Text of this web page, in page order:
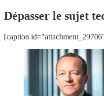
Dépasser le sujet
[caption